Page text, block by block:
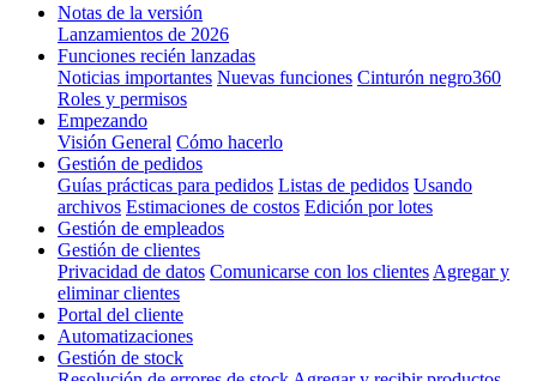
Notas de la versión
Lanzamientos de 2026
Funciones recién lanzadas
Noticias importantes Nuevas funciones Cinturón negro360
Roles y permisos
Empezando
Visión General Cómo hacerlo
Gestión de pedidos
Guías prácticas para pedidos Listas de pedidos Usando
archivos Estimaciones de costos Edición por lotes
Gestión de empleados
Gestión de clientes
Privacidad de datos Comunicarse con los clientes Agregar y
eliminar clientes
Portal del cliente
Automatizaciones
Gestión de stock